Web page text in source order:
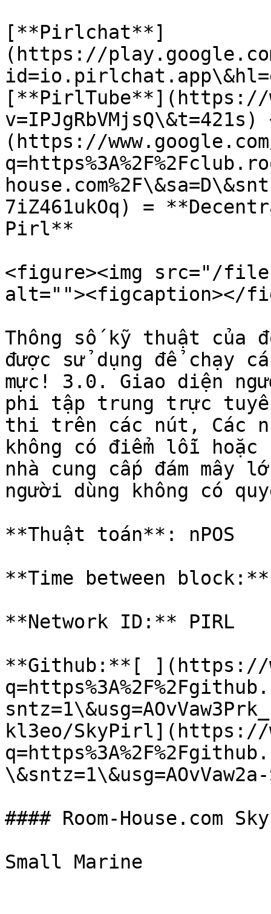
[**Pirlchat**]
(https://
[**PirlTube**](https://
(https://
7iZ461ukOq) =
Pirl**
<figure><img src="/files/
alt=""><figcaption></
Thông số kỹ thuật của
được sử dụng để chạy
mực! 3.0. Giao diện
phi tập trung trực
thi trên các nút, Các
không có điểm lỗi hoặc
nhà cung cấp đám mây
người dùng không có
**Thuật toán**: nPOS
**Time between
**Network ID:** PIRL
**Github:**[ ](https://
kl3eo/SkyPirl](https://
#### Room-House.com